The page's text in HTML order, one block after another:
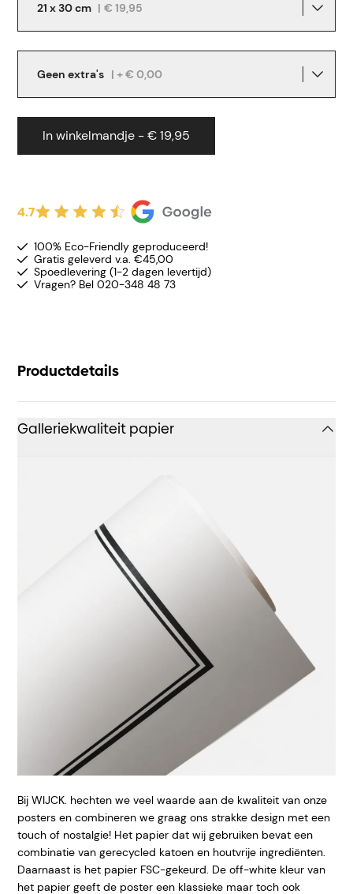
21 x 30 cm | € 19,95
Geen extra's | + € 0,00
In winkelmandje - € 19,95
4.7
100% Eco-Friendly geproduceerd!
Gratis geleverd v.a. €45,00
Spoedlevering (1-2 dagen levertijd)
Vragen? Bel 020-348 48 73
Productdetails
Galleriekwaliteit papier
Bij WIJCK. hechten we veel waarde aan de kwaliteit van onze
posters en combineren we graag ons strakke design met een
touch of nostalgie! Het papier dat wij gebruiken bevat een
combinatie van gerecycled katoen en houtvrije ingrediënten.
Daarnaast is het papier FSC-gekeurd. De off-white kleur van
het papier geeft de poster een klassieke maar toch ook